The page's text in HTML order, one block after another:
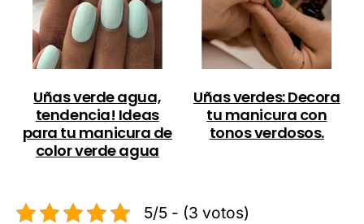
Uñas verde agua,
tendencia! Ideas
para tu manicura de
color verde agua
Uñas verdes: Decora
tu manicura con
tonos verdosos.
5/5 - (3 votos)